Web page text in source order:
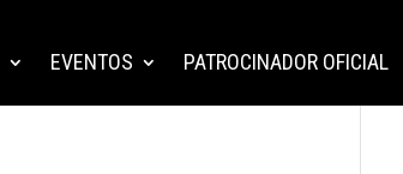
EVENTOS PATROCINADOR OFICIAL